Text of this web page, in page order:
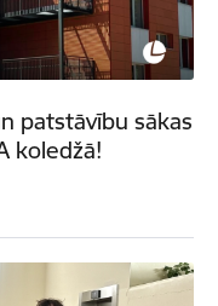
patstāvību sākas
koledžā!